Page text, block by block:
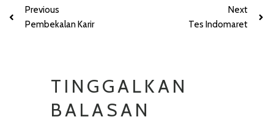
Previous
Pembekalan Karir
Next
Tes Indomaret
TINGGALKAN
BALASAN